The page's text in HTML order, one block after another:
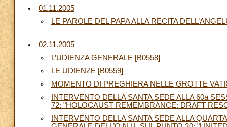
01.11.2005
LE PAROLE DEL PAPA ALLA RECITA
02.11.2005
L’UDIENZA GENERALE [B0558]
LE UDIENZE [B0559]
MOMENTO DI PREGHIERA NELLE GROTTE
INTERVENTO DELLA SANTA SEDE ALLA 60a
72: "HOLOCAUST REMEMBRANCE: DRAFT
INTERVENTO DELLA SANTA SEDE ALLA